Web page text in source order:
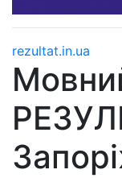
rezultat.in.ua